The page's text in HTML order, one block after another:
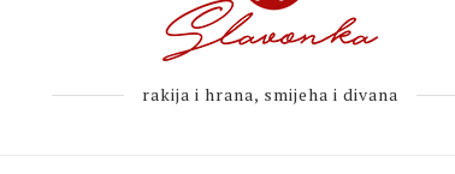
rakija i hrana, smijeha i divana